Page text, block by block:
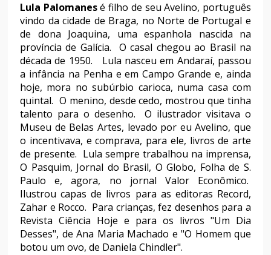
Lula Palomanesé filho de seu Avelino, português
vindo da cidade de Braga, no Norte de Portugal e
de dona Joaquina, uma espanhola nascida na
província de Galícia. O casal chegou ao Brasil na
década de 1950. Lula nasceu em Andaraí, passou
a infância na Penha e em Campo Grande e, ainda
hoje, mora no subúrbio carioca, numa casa com
quintal. O menino, desde cedo, mostrou que tinha
talento para o desenho. O ilustrador visitava o
Museu de Belas Artes, levado por eu Avelino, que
o incentivava, e comprava, para ele, livros de arte
de presente. Lula sempre trabalhou na imprensa,
O Pasquim, Jornal do Brasil, O Globo, Folha de S.
Paulo e, agora, no jornal Valor Econômico.
Ilustrou capas de livros para as editoras Record,
Zahar e Rocco. Para crianças, fez desenhos para a
Revista Ciência Hoje e para os livros "Um Dia
Desses", de Ana Maria Machado e "O Homem que
botou um ovo, de Daniela Chindler".